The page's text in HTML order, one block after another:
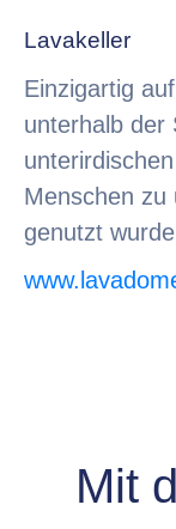
Lavakeller
Einzigartig
unterhalb der
Menschen zu
genutzt
Mit